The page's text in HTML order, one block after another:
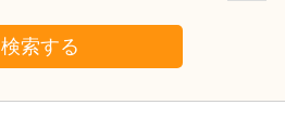
検索する